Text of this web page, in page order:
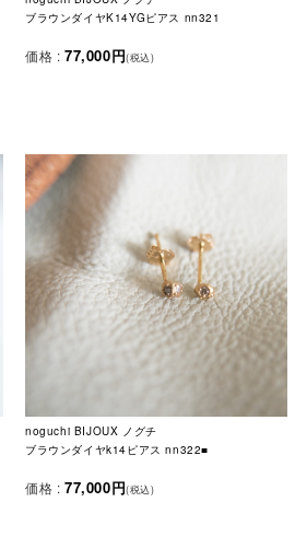
ブラウンダイヤK14YGピアス nn321
価格 : 77,000円(税込)
noguchi BIJOUX ノグチ
ブラウンダイヤk14ピアス nn322■
価格 : 77,000円(税込)